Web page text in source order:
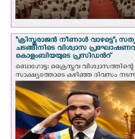
"ക്രിസ്തുരാജന്‍ നീണാള്‍ വാഴട്ടെ";
ചടങ്ങിനിടെ വിശ്വാസ
കൊളംബിയയുടെ പ്രസിഡന്‍റ്
ബൊഗോട്ട: ക്രൈസ്തവ
സാക്ഷ്യത്തോടെ കഴിഞ്ഞ ദിവസം